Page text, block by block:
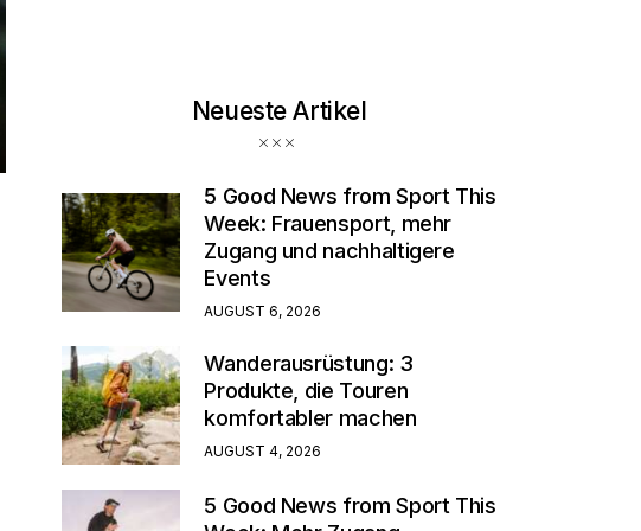
Neueste Artikel
5 Good News from Sport This
Week: Frauensport, mehr
Zugang und nachhaltigere
Events
AUGUST 6, 2026
Wanderausrüstung: 3
Produkte, die Touren
komfortabler machen
AUGUST 4, 2026
5 Good News from Sport This